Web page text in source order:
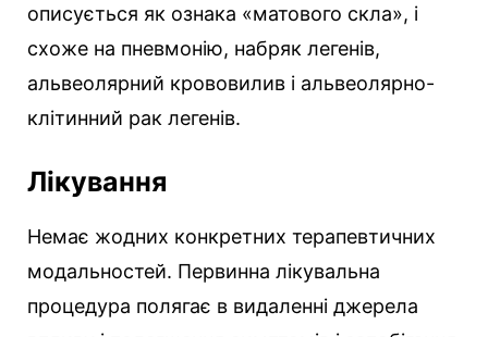
описується як ознака «матового скла», і
схоже на пневмонію, набряк легенів,
альвеолярний крововилив і альвеолярно-
клітинний рак легенів.
Лікування
Немає жодних конкретних терапевтичних
модальностей. Первинна лікувальна
процедура полягає в видаленні джерела